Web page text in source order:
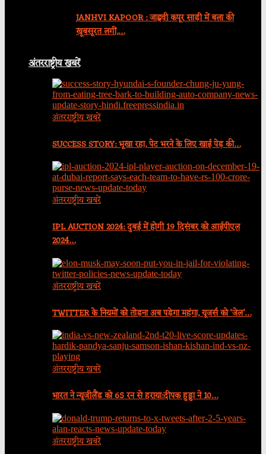
JANHVI KAPOOR : जाह्नवी कपूर साड़ी में बला की
खूबसूरत लगीं,…
अंतरराष्ट्रीय खबरें
अंतरराष्ट्रीय खबरें
SUCCESS STORY: भूखा रहा, पेट भरने के लिए खाई पेड़ की…
अंतरराष्ट्रीय खबरें
IPL AUCTION 2024: दुबई में होगी 19 दिसंबर को आईपीएल
2024…
अंतरराष्ट्रीय खबरें
TWITTER के नियमों को तोड़ना अब पड़ेगा महंगा, यूजर्स को ‘जेल’…
अंतरराष्ट्रीय खबरें
भारत ने न्यूजीलैंड को 65 रन से हराया:दीपक हुड्डा ने 10…
अंतरराष्ट्रीय खबरें